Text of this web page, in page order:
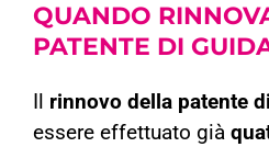
QUANDO
PATENTE DI
rinnovo della patente
essere effettuato già